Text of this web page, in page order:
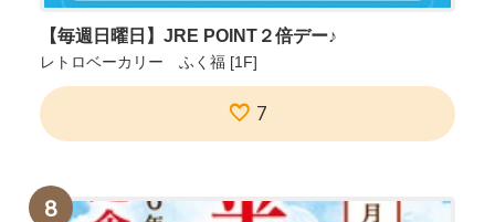
【毎週日曜日】JRE POINT２倍デー♪
レトロベーカリー ふく福 [1F]
7
8